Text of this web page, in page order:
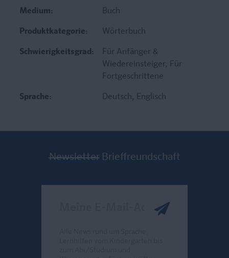
Medium: Buch
Produktkategorie: Wörterbuch
Schwierigkeitsgrad:
Für Anfänger &
Wiedereinsteiger, Für
Fortgeschrittene
Sprache: Deutsch, Englisch
Newsletter Brieffreundschaft